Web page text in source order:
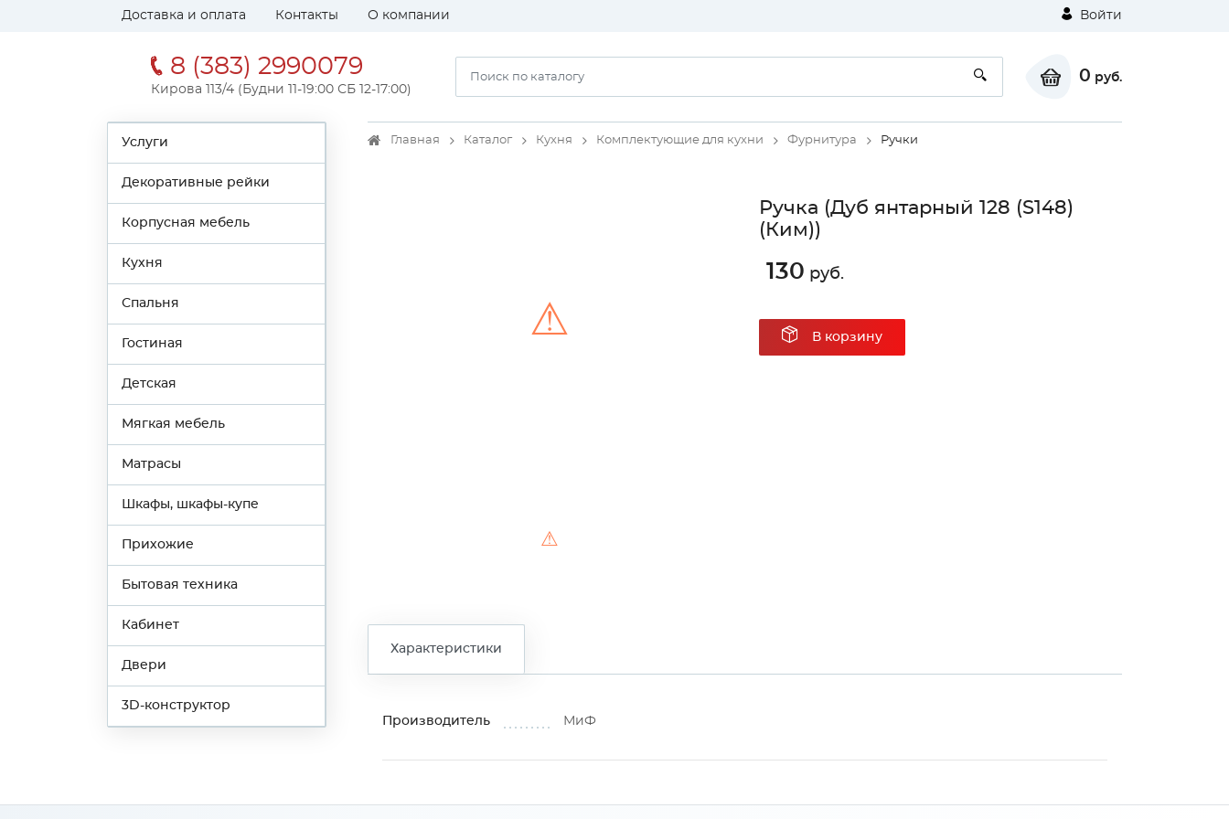
Доставка и оплата Контакты О компании Войти
8 (383) 2990079
Кирова 113/4 (Будни 11-19:00 СБ 12-17:00)
0 руб.
Услуги
Декоративные рейки
Корпусная мебель
Кухня
Спальня
Гостиная
Детская
Мягкая мебель
Матрасы
Шкафы, шкафы-купе
Прихожие
Бытовая техника
Кабинет
Двери
3D-конструктор
Главная Каталог Кухня Комплектующие для кухни Фурнитура Ручки
⚠
⚠
Ручка (Дуб янтарный 128 (S148)
(Ким))
130 руб.
В корзину
Характеристики
Производитель МиФ